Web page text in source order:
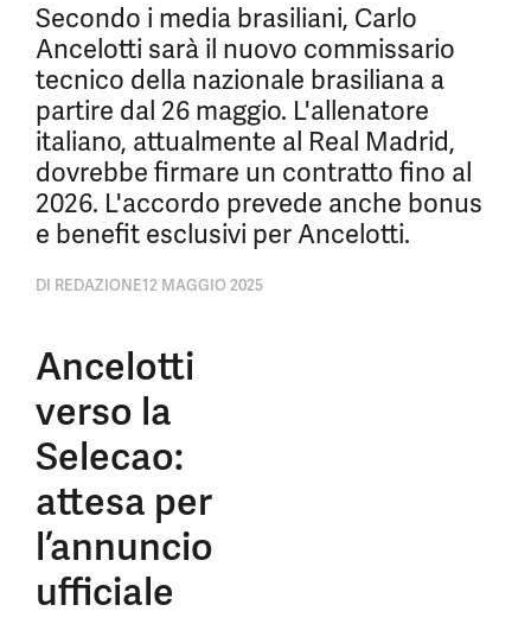
Secondo i media brasiliani, Carlo
Ancelotti sarà il nuovo commissario
tecnico della nazionale brasiliana a
partire dal 26 maggio. L'allenatore
italiano, attualmente al Real Madrid,
dovrebbe firmare un contratto fino al
2026. L'accordo prevede anche bonus
e benefit esclusivi per Ancelotti.
DI REDAZIONE12 MAGGIO 2025
Ancelotti
verso la
Selecao:
attesa per
l’annuncio
ufficiale